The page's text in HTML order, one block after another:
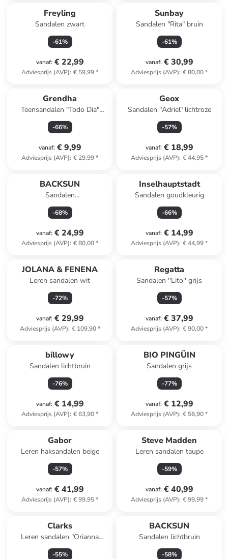
Freyling
Sandalen zwart
-61%
vanaf: € 22,99
Adviesprijs (AVP): € 59,99*
Sunbay
Sandalen "Rita" bruin
-61%
vanaf: € 30,99
Adviesprijs (AVP): € 80,00*
Grendha
Teensandalen "Todo Dia"
goudkleurig
-66%
vanaf: € 9,99
Adviesprijs (AVP): € 29,99*
Geox
Sandalen "Adriel" lichtroze
-57%
vanaf: € 18,99
Adviesprijs (AVP): € 44,95*
BACKSUN
Sandalen
donkerblauw/goudkleurig
-68%
vanaf: € 24,99
Adviesprijs (AVP): € 80,00*
Inselhauptstadt
Sandalen goudkleurig
-66%
vanaf: € 14,99
Adviesprijs (AVP): € 44,99*
JOLANA & FENENA
Leren sandalen wit
-72%
vanaf: € 29,99
Adviesprijs (AVP): € 109,90*
Regatta
Sandalen ''Lito'' grijs
-57%
vanaf: € 37,99
Adviesprijs (AVP): € 90,00*
billowy
Sandalen lichtbruin
-76%
vanaf: € 14,99
Adviesprijs (AVP): € 63,90*
BIO PINGÜIN
Sandalen grijs
-77%
vanaf: € 12,99
Adviesprijs (AVP): € 56,90*
Gabor
Leren haksandalen beige
-57%
vanaf: € 41,99
Adviesprijs (AVP): € 99,95*
Steve Madden
Leren sandalen taupe
-59%
vanaf: € 40,99
Adviesprijs (AVP): € 99,99*
Clarks
Leren sandalen "Orianna
Twist" zwart
-55%
BACKSUN
Sandalen lichtbruin
-58%